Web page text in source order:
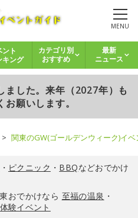
MENU
ント
キング
カテゴリ別
おすすめ
最新
ニュース
ました。来年（2027年）も
願いします。
関東のGW(ゴールデンウィーク)イ
・ ピクニック ・ BBQなどおでかけ
おでかけなら 至福の温泉 ・
験イベント